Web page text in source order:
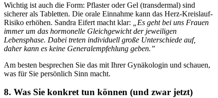
Wichtig ist auch die Form: Pflaster oder Gel (transdermal) sind
sicherer als Tabletten. Die orale Einnahme kann das Herz-Kreislauf-
Risiko erhöhen. Sandra Eifert macht klar:
„Es geht bei uns Frauen
immer um das hormonelle Gleichgewicht der jeweiligen
Lebensphase. Dabei treten individuell große Unterschiede auf,
daher kann es keine Generalempfehlung geben.”
Am besten besprechen Sie das mit Ihrer Gynäkologin und schauen,
was für Sie persönlich Sinn macht.
8. Was Sie konkret tun können (und zwar jetzt)